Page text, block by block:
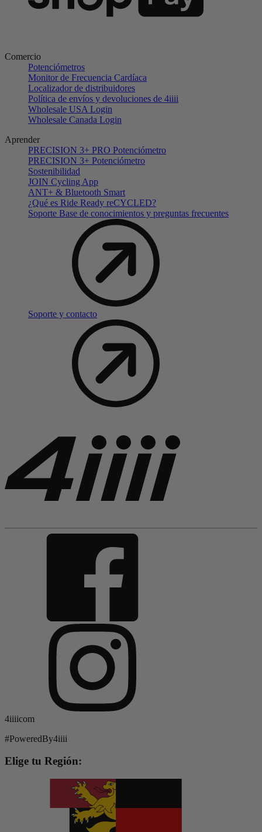
Comercio
Potenciómetros
Monitor de Frecuencia Cardíaca
Localizador de distribuidores
Política de envíos y devoluciones de 4iiii
Wholesale USA Login
Wholesale Canada Login
Aprender
PRECISION 3+ PRO Potenciómetro
PRECISION 3+ Potenciómetro
Sostenibilidad
JOIN Cycling App
ANT+ & Bluetooth Smart
¿Qué es Ride Ready reCYCLED?
Soporte Base de conocimientos y preguntas frecuentes
Soporte y contacto
4iiiicom
#PoweredBy4iiii
Elige tu Región: